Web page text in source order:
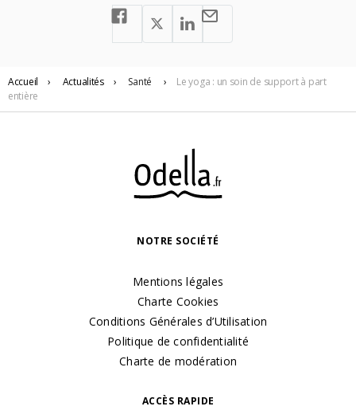
Accueil › Actualités › Santé ›
Le yoga : un soin de support à part
entière
NOTRE SOCIÉTÉ
Mentions légales
Charte Cookies
Conditions Générales d’Utilisation
Politique de confidentialité
Charte de modération
ACCÈS RAPIDE